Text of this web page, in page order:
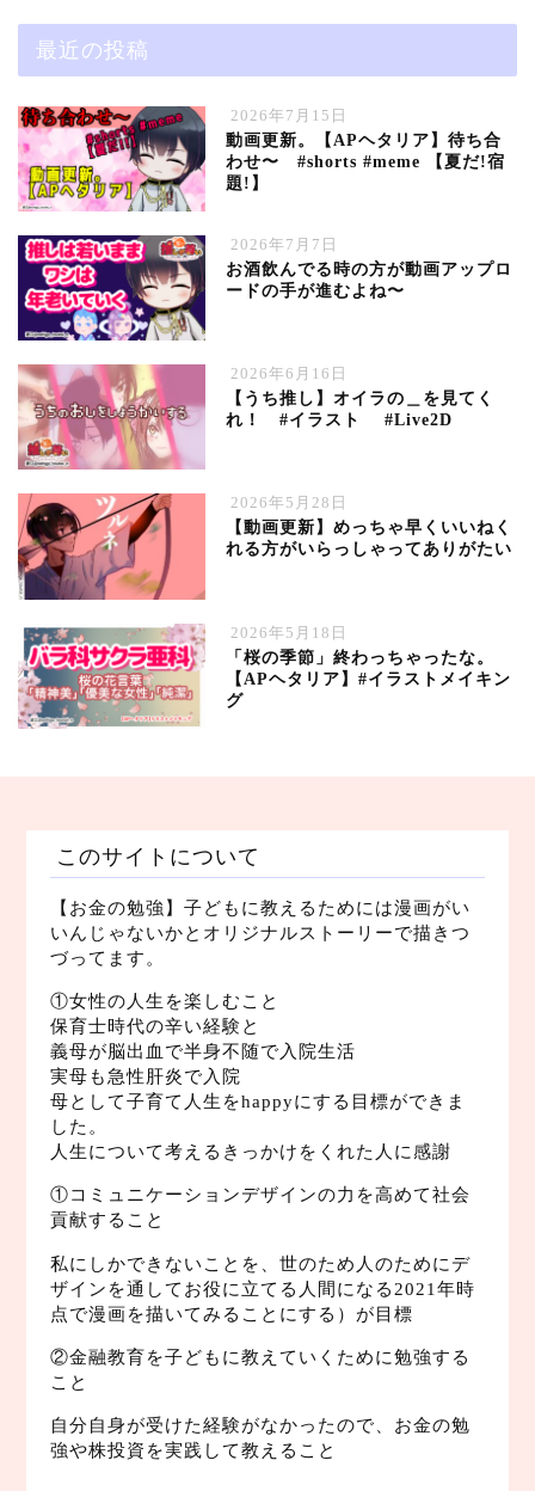
最近の投稿
2026年7月15日
動画更新。【APヘタリア】待ち合
わせ〜 #shorts #meme 【夏だ!宿
題!】
2026年7月7日
お酒飲んでる時の方が動画アップロ
ードの手が進むよね〜
2026年6月16日
【うち推し】オイラの＿を見てく
れ！ #イラスト #Live2D
2026年5月28日
【動画更新】めっちゃ早くいいねく
れる方がいらっしゃってありがたい
2026年5月18日
「桜の季節」終わっちゃったな。
【APヘタリア】#イラストメイキン
グ
このサイトについて
【お金の勉強】子どもに教えるためには漫画がい
いんじゃないかとオリジナルストーリーで描きつ
づってます。
①女性の人生を楽しむこと
保育士時代の辛い経験と
義母が脳出血で半身不随で入院生活
実母も急性肝炎で入院
母として子育て人生をhappyにする目標ができま
した。
人生について考えるきっかけをくれた人に感謝
①コミュニケーションデザインの力を高めて社会
貢献すること
私にしかできないことを、世のため人のためにデ
ザインを通してお役に立てる人間になる2021年時
点で漫画を描いてみることにする）が目標
②金融教育を子どもに教えていくために勉強する
こと
自分自身が受けた経験がなかったので、お金の勉
強や株投資を実践して教えること